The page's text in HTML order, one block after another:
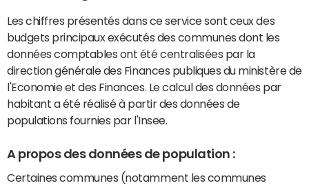
Les chiffres présentés dans ce service sont ceux des
budgets principaux exécutés des communes dont les
données comptables ont été centralisées par la
direction générale des Finances publiques du ministère de
l'Economie et des Finances. Le calcul des données par
habitant a été réalisé à partir des données de
populations fournies par l'Insee.
A propos des données de population :
Certaines communes (notamment les communes